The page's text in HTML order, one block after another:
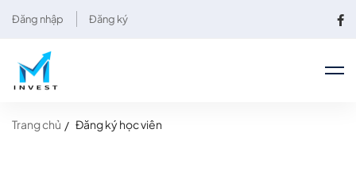
Đăng nhập Đăng ký
Trang chủ Đăng ký học viên